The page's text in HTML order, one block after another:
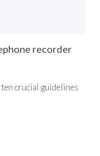
recorder
crucial guidelines